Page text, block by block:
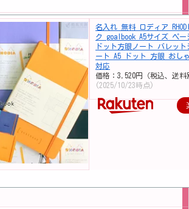
名入れ 無料 ロディア
ク goalbook A5サイズ ペー
ドット方眼ノート バレッ
ート A5 ドット 方眼 おし
対応
価格：3,520円（税込、送料
(2025/10/23時点)